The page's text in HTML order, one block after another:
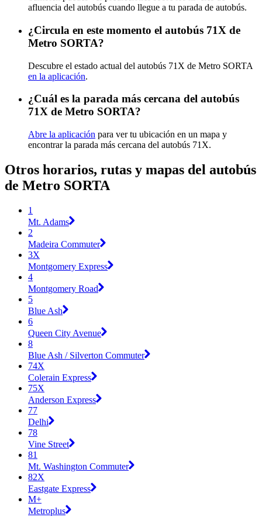
afluencia del autobús cuando llegue a tu parada de autobús.
¿Circula en este momento el autobús 71X de
Metro SORTA?
Descubre el estado actual del autobús 71X de Metro SORTA
en la aplicación.
¿Cuál es la parada más cercana del autobús
71X de Metro SORTA?
Abre la aplicación para ver tu ubicación en un mapa y
encontrar la parada más cercana del autobús 71X.
Otros horarios, rutas y mapas del autobús
de Metro SORTA
1
Mt. Adams
2
Madeira Commuter
3X
Montgomery Express
4
Montgomery Road
5
Blue Ash
6
Queen City Avenue
8
Blue Ash / Silverton Commuter
74X
Colerain Express
75X
Anderson Express
77
Delhi
78
Vine Street
81
Mt. Washington Commuter
82X
Eastgate Express
M+
Metroplus